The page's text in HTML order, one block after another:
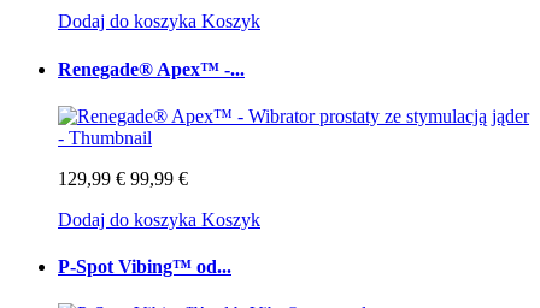
Dodaj do koszyka Koszyk
Renegade® Apex™ -...
129,99 € 99,99 €
Dodaj do koszyka Koszyk
P-Spot Vibing™ od...